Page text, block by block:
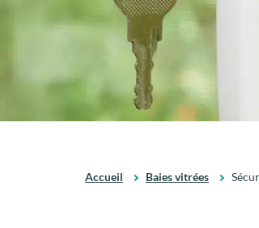
Accueil Baies vitrées